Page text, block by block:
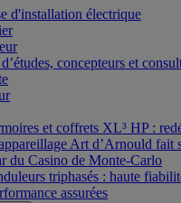
d'installation électrique
concepteurs et
et coffrets XL³ HP :
Art d’Arnould fait
du Casino de Monte-Carlo
triphasés : haute
assurées